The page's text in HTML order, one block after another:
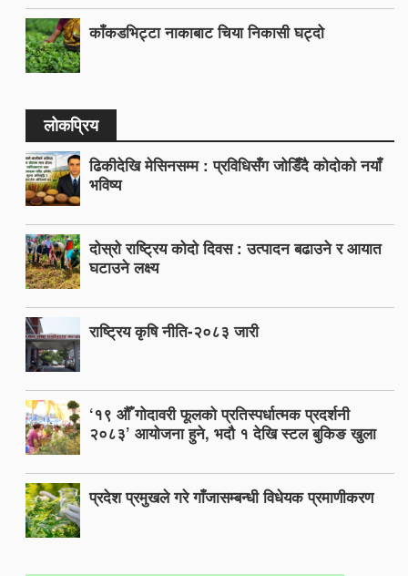
काँकडभिट्टा नाकाबाट चिया निकासी घट्दो
लोकप्रिय
ढिकीदेखि मेसिनसम्म : प्रविधिसँग जोडिँदै कोदोको नयाँ
भविष्य
दोस्रो राष्ट्रिय कोदो दिवस : उत्पादन बढाउने र आयात
घटाउने लक्ष्य
राष्ट्रिय कृषि नीति-२०८३ जारी
‘१९ औँ गोदावरी फूलको प्रतिस्पर्धात्मक प्रदर्शनी
२०८३’ आयोजना हुने, भदौ १ देखि स्टल बुकिङ खुला
प्रदेश प्रमुखले गरे गाँजासम्बन्धी विधेयक प्रमाणीकरण